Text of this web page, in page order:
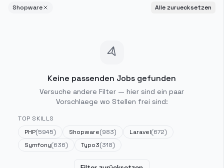
Shopware Alle zuruecksetzen
Keine passenden Jobs gefunden
Versuche andere Filter — hier sind ein paar
Vorschlaege wo Stellen frei sind:
TOP SKILLS
PHP(5945) Shopware(983) Laravel(672)
Symfony(636) Typo3(318)